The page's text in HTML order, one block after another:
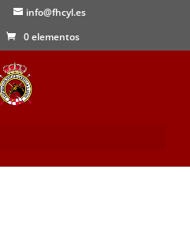
info@fhcyl.es
0 elementos